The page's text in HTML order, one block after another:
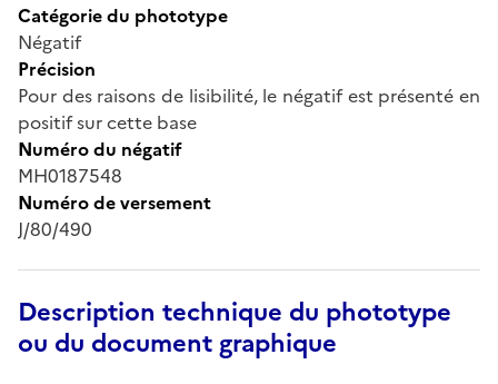
Catégorie du phototype
Négatif
Précision
Pour des raisons de lisibilité, le négatif est présenté en
positif sur cette base
Numéro du négatif
MH0187548
Numéro de versement
J/80/490
Description technique du phototype
ou du document graphique